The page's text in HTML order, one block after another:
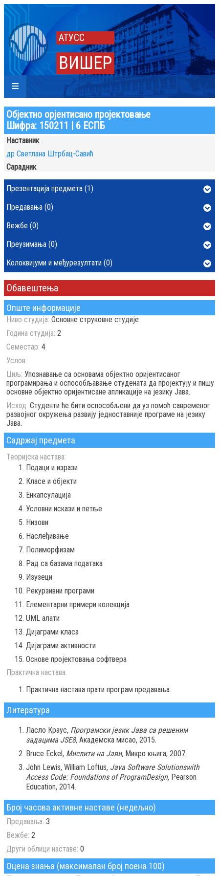
АТУСС
ВИШЕР
Објектно орјентисано пројектовање
Шифра: 150211 | 6 ЕСПБ
Опште информације
Ниво студија: Основне струковне студије
Година студија: 2
Семестар: 4
Услов:
Циљ: Упознавање са основама објектно оријентисаног
програмирања и оспособљавање студената да пројектују и пишу
основне објектно оријентисане апликације на језику Јава.
Исход: Студенти ће бити оспособљени да уз помоћ савременог
развојног окружења развију једноставније програме на језику
Јава.
Садржај предмета
Теоријска настава:
Подаци и изрази
Класе и објекти
Енкапсулација
Условни искази и петље
Низови
Наслеђивање
Полиморфизам
Рад са базама података
Изузеци
Рекурзивни програми
Елементарни примери колекција
UML алати
Дијаграми класа
Дијаграми активности
Основе пројектовања софтвера
Практична настава:
Практична настава прати програм предавања.
Литература
Ласло Краус, Програмски језик Јава са решеним
задацима JSE8, Академска мисао, 2015.
Bruce Eckel, Мислити на Јави, Микро књига, 2007.
John Lewis, William Loftus, Java Software Solutionswith
Access Code: Foundations of ProgramDesign, Pearson
Education, 2014.
Број часова активне наставе (недељно)
Предавања: 3
Вежбе: 2
Други облици наставе: 0
Оцена знања (максималан број поена 100)
Наставник
др Светлана Штрбац-Савић
Сарадник
Презентација предмета (1)
Предавања (0)
Вежбе (0)
Преузимања (0)
Колоквијуми и међурезултати (0)
Обавештења